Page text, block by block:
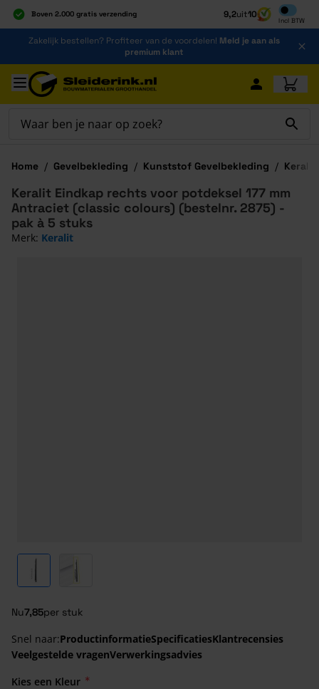
Boven 2.000 gratis verzending
Al 40 jaar dé specialist
Alles onder één dak
9,2uit10
Incl BTW
Inclusief
Ga naar de inhoud
Zakelijk bestellen? Profiteer van de voordelen! Meld je aan als
premium klant
Ga naar hoofdinhoud
Home / Gevelbekleding / Kunststof Gevelbekleding / Keralit
View larger imageView larger image
Nu7,85per stuk
Keralit Eindkap rechts voor potdeksel 177 mm
Antraciet (classic colours) (bestelnr. 2875) -
pak à 5 stuks
Merk: Keralit
Snel naar:ProductinformatieSpecificatiesKlantrecensies
Veelgestelde vragenVerwerkingsadvies
Kies een Kleur